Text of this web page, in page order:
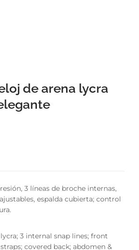
de arena lycra
3 líneas de broche internas,
espalda cubierta; control
3 internal snap lines; front
covered back; abdomen &